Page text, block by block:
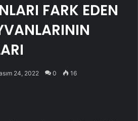
FARK EDEN
24, 2022 0 16